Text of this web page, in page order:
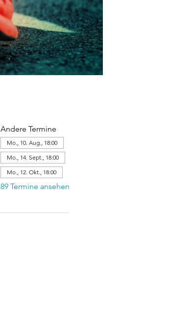
Andere Termine
Mo., 10. Aug., 18:00
Mo., 14. Sept., 18:00
Mo., 12. Okt., 18:00
89 Termine ansehen